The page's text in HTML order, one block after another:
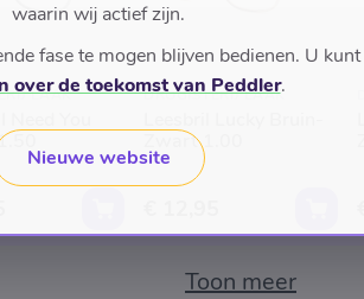
LAAK DROGISTERIJ LAAK
Zwart 1.00
Toon meer
waarin wij actief zijn.
fase te mogen blijven bedienen. U
over de toekomst van Peddler.
Nieuwe website